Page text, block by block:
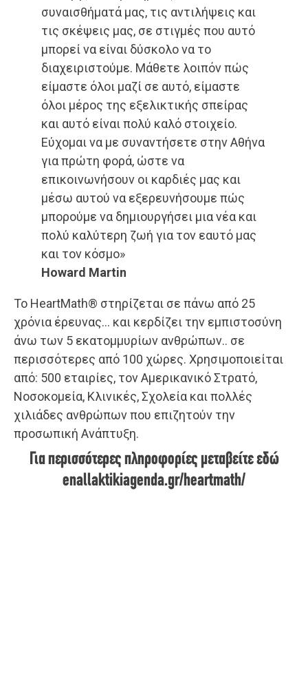
συναισθήματά μας, τις αντιλήψεις και
τις σκέψεις μας, σε στιγμές που αυτό
μπορεί να είναι δύσκολο να το
διαχειριστούμε. Μάθετε λοιπόν πώς
είμαστε όλοι μαζί σε αυτό, είμαστε
όλοι μέρος της εξελικτικής σπείρας
και αυτό είναι πολύ καλό στοιχείο.
Εύχομαι να με συναντήσετε στην Αθήνα
για πρώτη φορά, ώστε να
επικοινωνήσουν οι καρδιές μας και
μέσω αυτού να εξερευνήσουμε πώς
μπορούμε να δημιουργήσει μια νέα και
πολύ καλύτερη ζωή για τον εαυτό μας
και τον κόσμο»
Howard Martin
Το HeartMath® στηρίζεται σε πάνω από 25
χρόνια έρευνας… και κερδίζει την εμπιστοσύνη
άνω των 5 εκατομμυρίων ανθρώπων.. σε
περισσότερες από 100 χώρες. Χρησιμοποιείται
από: 500 εταιρίες, τον Αμερικανικό Στρατό,
Νοσοκομεία, Κλινικές, Σχολεία και πολλές
χιλιάδες ανθρώπων που επιζητούν την
προσωπική Ανάπτυξη.
Για περισσότερες πληροφορίες μεταβείτε εδώ
enallaktikiagenda.gr/heartmath/